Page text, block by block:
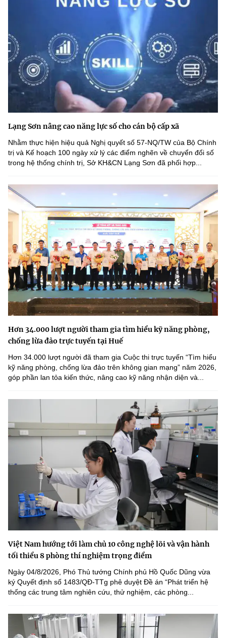
Lạng Sơn nâng cao năng lực số cho cán bộ cấp xã
Nhằm thực hiện hiệu quả Nghị quyết số 57-NQ/TW của Bộ Chính
trị và Kế hoạch 100 ngày xử lý các điểm nghẽn về chuyển đổi số
trong hệ thống chính trị, Sở KH&CN Lạng Sơn đã phối hợp...
Hơn 34.000 lượt người tham gia tìm hiểu kỹ năng phòng,
chống lừa đảo trực tuyến tại Huế
Hơn 34.000 lượt người đã tham gia Cuộc thi trực tuyến “Tìm hiểu
kỹ năng phòng, chống lừa đảo trên không gian mạng” năm 2026,
góp phần lan tỏa kiến thức, nâng cao kỹ năng nhận diện và...
Việt Nam hướng tới làm chủ 10 công nghệ lõi và vận hành
tối thiểu 8 phòng thí nghiệm trọng điểm
Ngày 04/8/2026, Phó Thủ tướng Chính phủ Hồ Quốc Dũng vừa
ký Quyết định số 1483/QĐ-TTg phê duyệt Đề án “Phát triển hệ
thống các trung tâm nghiên cứu, thử nghiệm, các phòng...